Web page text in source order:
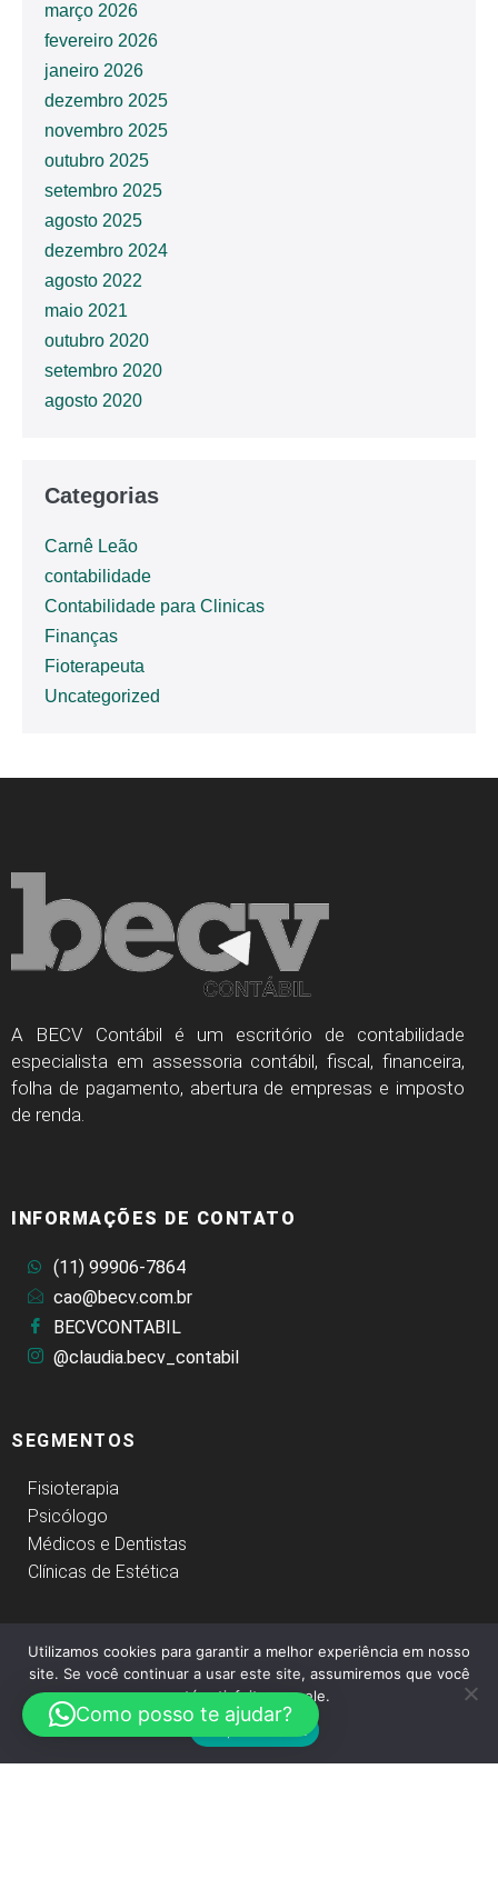
março 2026
fevereiro 2026
janeiro 2026
dezembro 2025
novembro 2025
outubro 2025
setembro 2025
agosto 2025
dezembro 2024
agosto 2022
maio 2021
outubro 2020
setembro 2020
agosto 2020
Categorias
Carnê Leão
contabilidade
Contabilidade para Clinicas
Finanças
Fioterapeuta
Uncategorized
A BECV Contábil é um escritório de contabilidade
especialista em assessoria contábil, fiscal, financeira,
folha de pagamento, abertura de empresas e imposto
de renda.
INFORMAÇÕES DE CONTATO
(11) 99906-7864
cao@becv.com.br
BECVCONTABIL
@claudia.becv_contabil
SEGMENTOS
Fisioterapia
Psicólogo
Médicos e Dentistas
Clínicas de Estética
FACEBOOK
Como posso te ajudar?
Utilizamos cookies para garantir a melhor experiência em nosso
site. Se você continuar a usar este site, assumiremos que você
está satisfeito com ele.
Sim, concordo!